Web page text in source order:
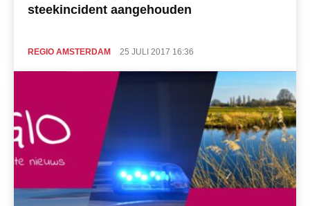
steekincident aangehouden
REGIO AMSTERDAM 25 JULI 2017 16:36